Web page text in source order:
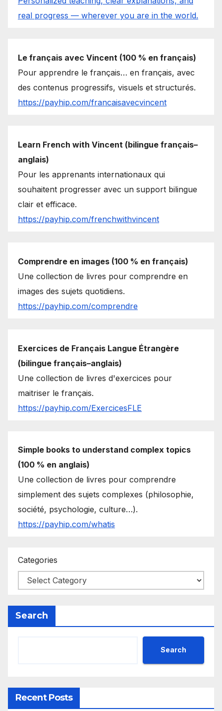
real progress — wherever you are in the world.
Le français avec Vincent (100 % en français)
Pour apprendre le français… en français, avec
des contenus progressifs, visuels et structurés.
https://payhip.com/francaisavecvincent
Learn French with Vincent (bilingue français–
anglais)
Pour les apprenants internationaux qui
souhaitent progresser avec un support bilingue
clair et efficace.
https://payhip.com/frenchwithvincent
Comprendre en images (100 % en français)
Une collection de livres pour comprendre en
images des sujets quotidiens.
https://payhip.com/comprendre
Exercices de Français Langue Étrangère
(bilingue français–anglais)
Une collection de livres d'exercices pour
maitriser le français.
https://payhip.com/ExercicesFLE
Simple books to understand complex topics
(100 % en anglais)
Une collection de livres pour comprendre
simplement des sujets complexes (philosophie,
société, psychologie, culture…).
https://payhip.com/whatis
Categories
Search
Search
Recent Posts